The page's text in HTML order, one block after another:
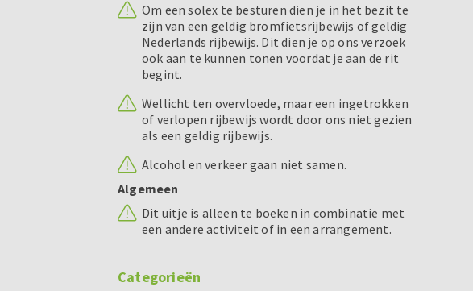
Om een solex te besturen dien je in het bezit te
zijn van een geldig bromfietsrijbewijs of geldig
Nederlands rijbewijs. Dit dien je op ons verzoek
ook aan te kunnen tonen voordat je aan de rit
begint.
Wellicht ten overvloede, maar een ingetrokken
of verlopen rijbewijs wordt door ons niet gezien
als een geldig rijbewijs.
Alcohol en verkeer gaan niet samen.
Algemeen
Dit uitje is alleen te boeken in combinatie met
een andere activiteit of in een arrangement.
Categorieën